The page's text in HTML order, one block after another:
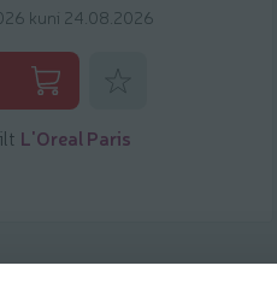
kuni 24.08.2026
L'Oreal Paris